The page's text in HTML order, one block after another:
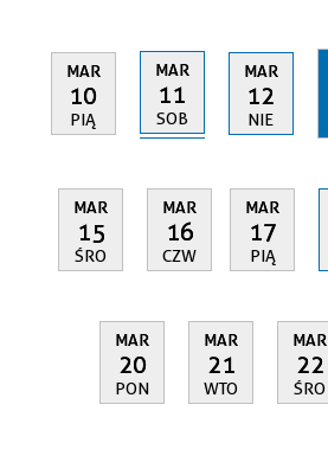
MAR
10
PIĄ
MAR
11
SOB
MAR
12
NIE
MAR
15
ŚRO
MAR
16
CZW
MAR
17
PIĄ
MAR
20
PON
MAR
21
WTO
MAR
22
ŚRO